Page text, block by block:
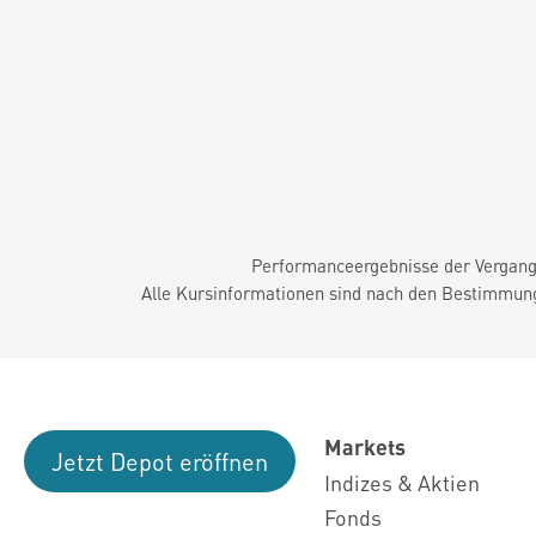
Performanceergebnisse der
Alle Kursinformationen sind nach den
Jetzt Depot eröffnen
Markets
Indizes & Aktien
Fonds